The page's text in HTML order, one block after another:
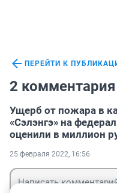
ПЕРЕЙТИ К
2
Ущерб от пожара в
«Сэлэнгэ» на
оценили в миллион
25 февраля 2022, 16:56